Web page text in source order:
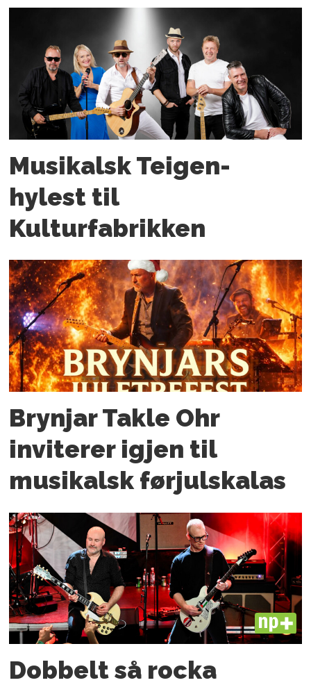
Musikalsk Teigen-
hylest til
Kulturfabrikken
Brynjar Takle Ohr
inviterer igjen til
musikalsk førjulskalas
PLUS
Dobbelt så rocka